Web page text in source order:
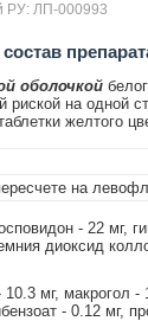
РУ: ЛП-000993
оболочкой
на одной
желтого
на
- 22 мг,
диоксид
мг, макрогол -
- 0.12 мг,